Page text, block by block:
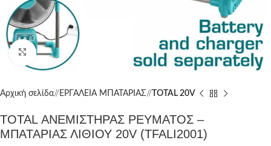
Click to enlarge
Αρχική σελίδα/ ΕΡΓΑΛΕΙΑ ΜΠΑΤΑΡΙΑΣ/ TOTAL 20V
TOTAL ΑΝΕΜΙΣΤΗΡΑΣ ΡΕΥΜΑΤΟΣ –
ΜΠΑΤΑΡΙΑΣ ΛΙΘΙΟΥ 20V (TFALI2001)